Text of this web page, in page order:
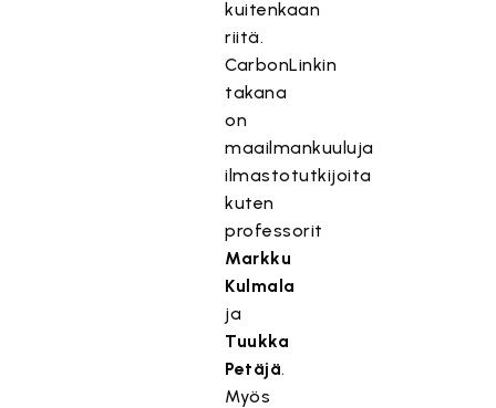
kuitenkaan
riitä.
CarbonLinkin
takana
on
maailmankuuluja
ilmastotutkijoita
kuten
professorit
Markku
Kulmala
ja
Tuukka
Petäjä.
Myös